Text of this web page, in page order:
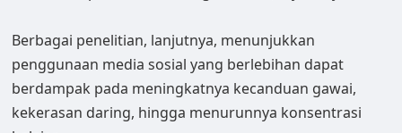
Berbagai penelitian, lanjutnya, menunjukkan
penggunaan media sosial yang berlebihan dapat
berdampak pada meningkatnya kecanduan gawai,
kekerasan daring, hingga menurunnya konsentrasi